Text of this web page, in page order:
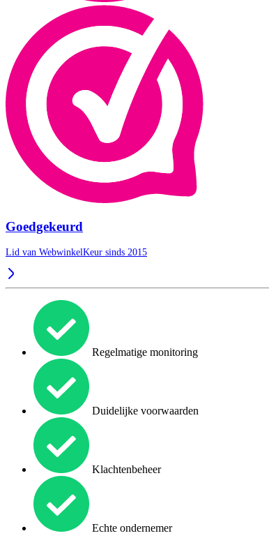
Goedgekeurd
Lid van WebwinkelKeur sinds 2015
Regelmatige monitoring
Duidelijke voorwaarden
Klachtenbeheer
Echte ondernemer